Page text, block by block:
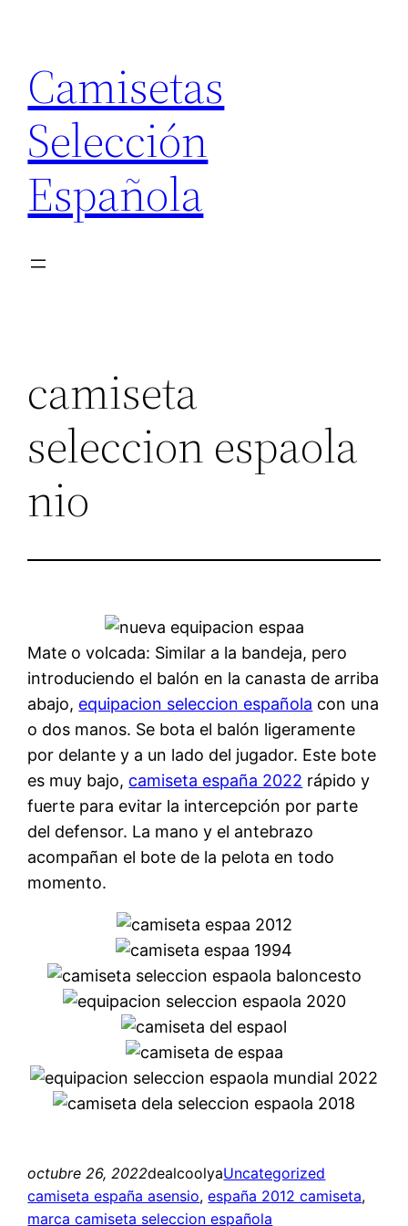
contenido
Camisetas
Selección
Española
camiseta
seleccion espaola
nio
Mate o volcada: Similar a la bandeja, pero
introduciendo el balón en la canasta de arriba
abajo, equipacion seleccion española con una
o dos manos. Se bota el balón ligeramente
por delante y a un lado del jugador. Este bote
es muy bajo, camiseta españa 2022 rápido y
fuerte para evitar la intercepción por parte
del defensor. La mano y el antebrazo
acompañan el bote de la pelota en todo
momento.
octubre 26, 2022dealcoolyaUncategorized
camiseta españa asensio, españa 2012 camiseta
marca camiseta seleccion española